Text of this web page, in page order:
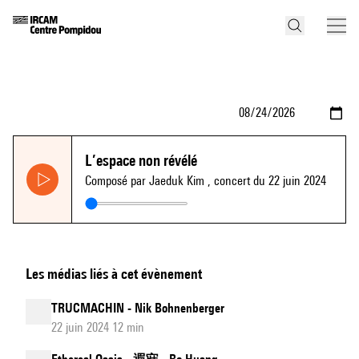
L’espace non révélé
Composé par Jaeduk Kim , concert du 22 juin 2024
Les médias liés à cet évènement
TRUCMACHIN - Nik Bohnenberger
22 juin 2024 12 min